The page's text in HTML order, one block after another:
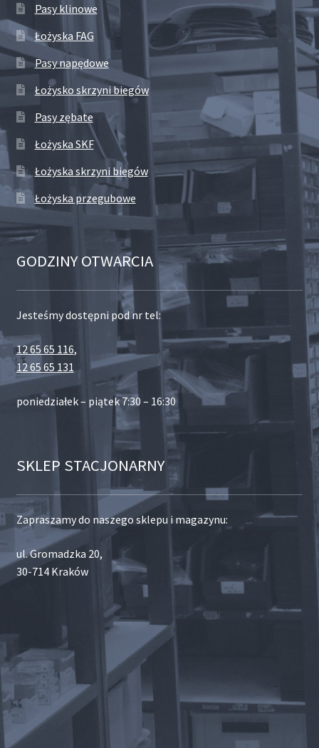
Pasy klinowe
Łożyska FAG
Pasy napędowe
Łożysko skrzyni biegów
Pasy zębate
Łożyska SKF
Łożyska skrzyni biegów
Łożyska przegubowe
GODZINY OTWARCIA
Jesteśmy dostępni pod nr tel:
12 65 65 116,
12 65 65 131
poniedziałek – piątek 7:30 – 16:30
SKLEP STACJONARNY
Zapraszamy do naszego sklepu i magazynu:
ul. Gromadzka 20,
30-714 Kraków